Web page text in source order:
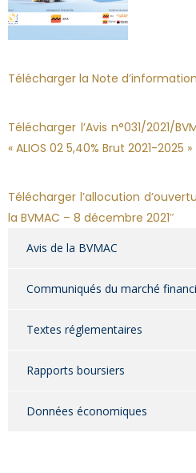
Télécharger la Note
Télécharger l’Avis n°031/2021/
« ALIOS 02 5,40% Brut 2021-2025 »
Télécharger l’allocution
la BVMAC – 8 décembre 2021″
Avis de la BVMAC
Communiqués du marché
Textes réglementaires
Rapports boursiers
Données économiques